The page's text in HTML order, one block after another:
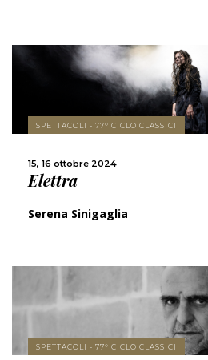
SPETTACOLI - 77° CICLO CLASSICI
15, 16 ottobre 2024
Elettra
Serena Sinigaglia
SCOPRI DI PIÙ
SPETTACOLI - 77° CICLO CLASSICI
SCOPRI DI